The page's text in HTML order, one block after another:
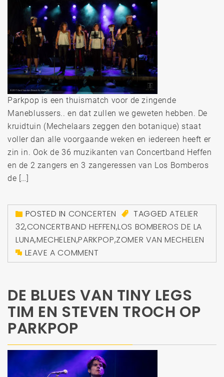
Parkpop is een thuismatch voor de zingende
Maneblussers.. en dat zullen we geweten hebben. De
kruidtuin (Mechelaars zeggen den botanique) staat
voller dan alle voorgaande weken en iedereen heeft er
zin in. Ook de 36 muzikanten van Concertband Heffen
en de 2 zangers en 3 zangeressen van Los Bomberos
de […]
POSTED IN CONCERTEN TAGGEDATELIER
32,CONCERTBAND HEFFEN,LOS BOMBEROS DE LA
LUNA,MECHELEN,PARKPOP,ZOMER VAN MECHELEN
LEAVE A COMMENT
DE BLUES VAN TINY LEGS
TIM EN STEVEN TROCH OP
PARKPOP